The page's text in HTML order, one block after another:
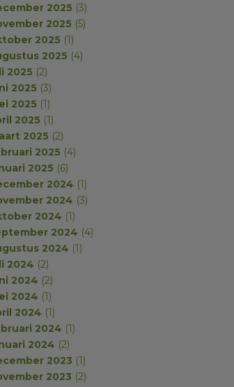
2025 (3)
2025 (5)
2025 (1)
2025 (4)
2025 (2)
2025 (3)
2025 (1)
2025 (1)
2025 (2)
2025 (4)
2025 (6)
2024 (1)
2024 (3)
2024 (1)
2024 (4)
2024 (1)
2024 (2)
2024 (2)
2024 (1)
2024 (1)
2024 (1)
2024 (2)
2023 (1)
2023 (2)